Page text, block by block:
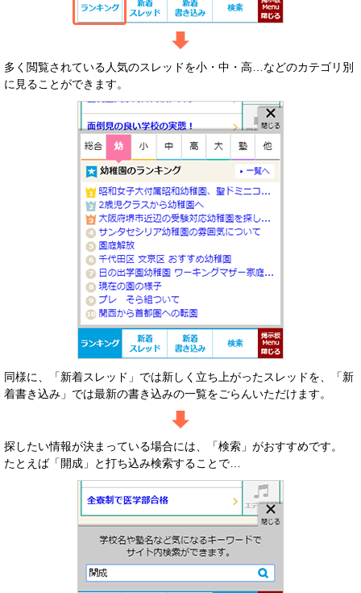
多く閲覧されている人気のスレッドを小・中・高…などのカテゴリ別
に見ることができます。
同様に、「新着スレッド」では新しく立ち上がったスレッドを、「新
着書き込み」では最新の書き込みの一覧をごらんいただけます。
探したい情報が決まっている場合には、「検索」がおすすめです。
たとえば「開成」と打ち込み検索することで…